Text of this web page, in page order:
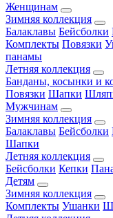
Женщинам
Зимняя коллекция
Балаклавы Бейсболки
Комплекты Повязки
панамы
Летняя коллекция
Банданы, косынки и
Повязки Шапки
Мужчинам
Зимняя коллекция
Балаклавы Бейсболки
Шапки
Летняя коллекция
Бейсболки Кепки
Детям
Зимняя коллекция
Комплекты Ушанки